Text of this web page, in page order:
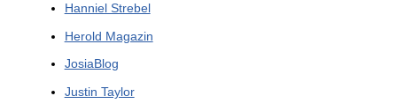
Hanniel Strebel
Herold Magazin
JosiaBlog
Justin Taylor